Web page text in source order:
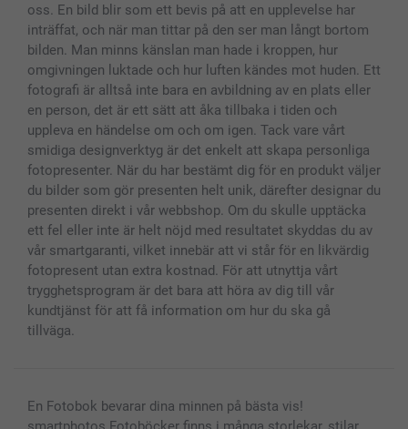
Alla fotoprodukter
oss. En bild blir som ett bevis på att en upplevelse har
inträffat, och när man tittar på den ser man långt bortom
bilden. Man minns känslan man hade i kroppen, hur
omgivningen luktade och hur luften kändes mot huden. Ett
fotografi är alltså inte bara en avbildning av en plats eller
en person, det är ett sätt att åka tillbaka i tiden och
uppleva en händelse om och om igen. Tack vare vårt
smidiga designverktyg är det enkelt att skapa personliga
fotopresenter. När du har bestämt dig för en produkt väljer
du bilder som gör presenten helt unik, därefter designar du
presenten direkt i vår webbshop. Om du skulle upptäcka
ett fel eller inte är helt nöjd med resultatet skyddas du av
vår smartgaranti, vilket innebär att vi står för en likvärdig
fotopresent utan extra kostnad. För att utnyttja vårt
trygghetsprogram är det bara att höra av dig till vår
kundtjänst för att få information om hur du ska gå
tillväga.
En Fotobok bevarar dina minnen på bästa vis!